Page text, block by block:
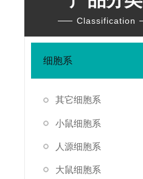
Classification
细胞系
其它细胞系
小鼠细胞系
人源细胞系
大鼠细胞系